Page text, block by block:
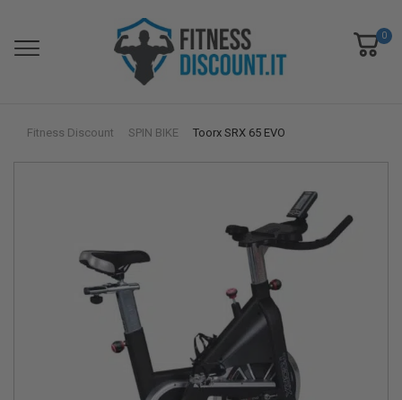
0
Fitness Discount SPIN BIKE Toorx SRX 65 EVO